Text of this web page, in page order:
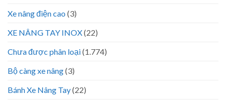
Xe nâng điện cao (3)
XE NÂNG TAY INOX(22)
Chưa được phân loại(1.774)
Bộ càng xe nâng(3)
Bánh Xe Nâng Tay(22)